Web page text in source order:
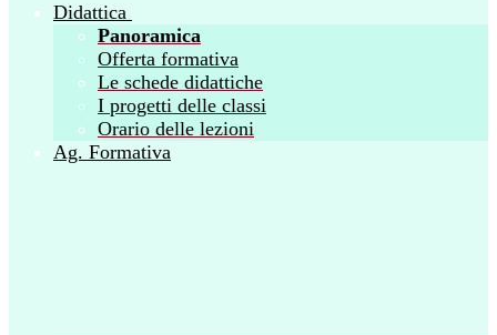
Didattica
Panoramica
Offerta formativa
Le schede didattiche
I progetti delle classi
Orario delle lezioni
Ag. Formativa